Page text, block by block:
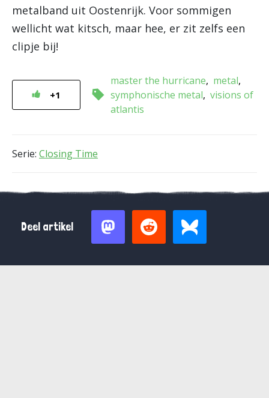
metalband uit Oostenrijk. Voor sommigen
wellicht wat kitsch, maar hee, er zit zelfs een
clipje bij!
+1
master the hurricane
metal
symphonische metal visions of
atlantis
Serie: Closing Time
Deel artikel